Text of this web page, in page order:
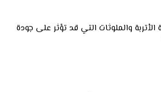
الأتربة والملوثات التي قد تؤثر على جودة